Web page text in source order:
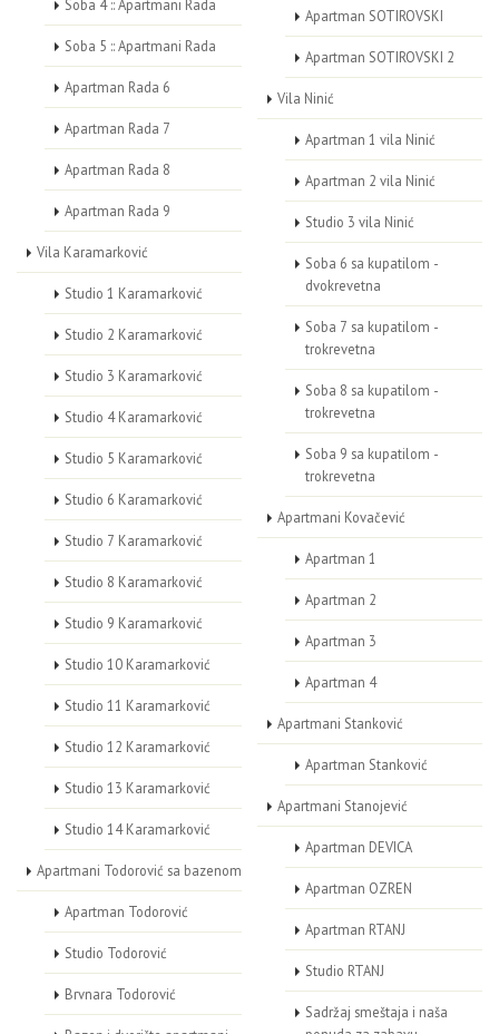
Soba 4 :: Apartmani Rada
Soba 5 :: Apartmani Rada
Apartman Rada 6
Apartman Rada 7
Apartman Rada 8
Apartman Rada 9
Vila Karamarković
Studio 1 Karamarković
Studio 2 Karamarković
Studio 3 Karamarković
Studio 4 Karamarković
Studio 5 Karamarković
Studio 6 Karamarković
Studio 7 Karamarković
Studio 8 Karamarković
Studio 9 Karamarković
Studio 10 Karamarković
Studio 11 Karamarković
Studio 12 Karamarković
Studio 13 Karamarković
Studio 14 Karamarković
Apartmani Todorović sa bazenom
Apartman Todorović
Studio Todorović
Brvnara Todorović
Apartman SOTIROVSKI
Apartman SOTIROVSKI 2
Vila Ninić
Apartman 1 vila Ninić
Apartman 2 vila Ninić
Studio 3 vila Ninić
Soba 6 sa kupatilom -
dvokrevetna
Soba 7 sa kupatilom -
trokrevetna
Soba 8 sa kupatilom -
trokrevetna
Soba 9 sa kupatilom -
trokrevetna
Apartmani Kovačević
Apartman 1
Apartman 2
Apartman 3
Apartman 4
Apartmani Stanković
Apartman Stanković
Apartmani Stanojević
Apartman DEVICA
Apartman OZREN
Apartman RTANJ
Studio RTANJ
Sadržaj smeštaja i naša